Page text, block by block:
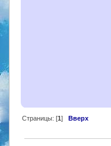
Страницы: [1] Вверх